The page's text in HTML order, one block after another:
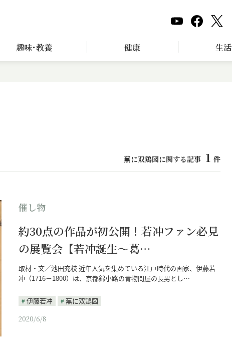
趣味･教養 健康 生活
蕪に双鶏図に関する記事 1 件
催し物
約30点の作品が初公開！若冲ファン必見
の展覧会【若冲誕生～葛…
取材・文／池田充枝 近年人気を集めている江戸時代の画家、伊藤若
冲（1716－1800）は、京都錦小路の青物問屋の長男とし…
伊藤若冲
蕪に双鶏図
2020/6/8